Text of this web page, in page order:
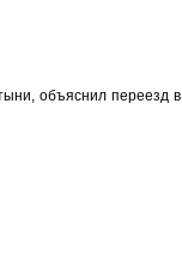
объяснил переезд в